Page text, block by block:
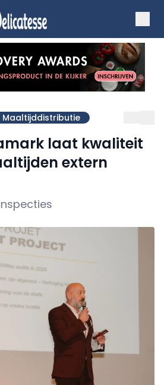
Maaltijddistributie
laat kwaliteit
extern